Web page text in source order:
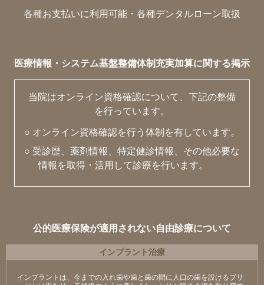
各種お支払いに利用可能・各種デンタルローン取扱
医療情報・システム基盤整備体制充実加算に関する掲示
当院はオンライン資格確認について、下記の整備
を行っています。
○ オンライン資格確認を行う体制を有しています。
○ 受診歴、薬剤情報、特定健診情報、その他必要な
情報を取得・活用して診療を行います。
公的医療保険が適用されない自由診療について
インプラント治療
インプラントは、今までの入れ歯や歯と歯の間に人口の歯を設けるブリ